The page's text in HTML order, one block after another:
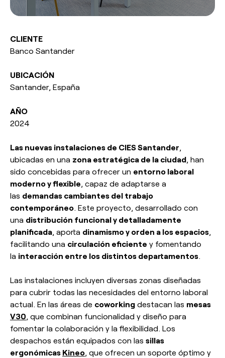
Responsabilidad social
Empleo
esPattio
esPattio
Contacto
Contacto
FR
CLIENTE
Banco Santander
UBICACIÓN
Santander, España
AÑO
2024
Las nuevas instalaciones de CIES Santander
ubicadas en una zona estratégica de la ciudad , han
sido concebidas para ofrecer un entorno laboral
moderno y flexible , capaz de adaptarse a
las demandas cambiantes del trabajo
contemporáneo . Este proyecto, desarrollado con
una distribución funcional y detalladamente
planificada , aporta dinamismo y orden a los espacios
facilitando una circulación eficiente y fomentando
la interacción entre los distintos departamentos
Las instalaciones incluyen diversas zonas diseñadas
para cubrir todas las necesidades del entorno laboral
actual. En las áreas de coworking destacan las mesas
V30 , que combinan funcionalidad y diseño para
fomentar la colaboración y la flexibilidad. Los
despachos están equipados con las sillas
ergonómicas Kineo , que ofrecen un soporte óptimo y